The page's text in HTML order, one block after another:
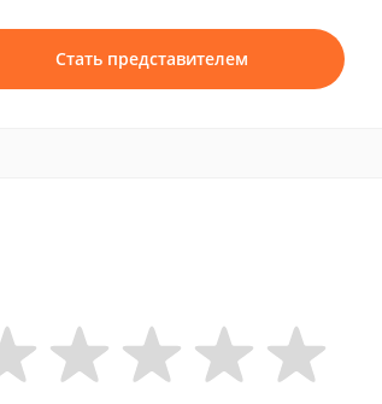
Стать представителем